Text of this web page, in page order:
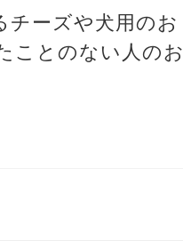
チーズや犬用のお
ことのない人のお